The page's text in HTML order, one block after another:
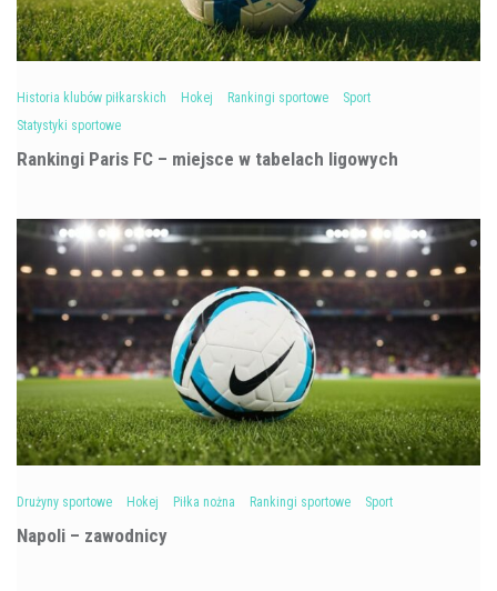
Historia klubów piłkarskich Hokej Rankingi sportowe
Sport
Statystyki sportowe
Rankingi Paris FC – miejsce w tabelach ligowych
Drużyny sportowe Hokej Piłka nożna Rankingi sportowe Sport
Napoli – zawodnicy